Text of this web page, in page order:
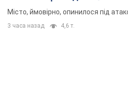
Місто, ймовірно, опинилося під
3 часа назад 4,6 т.